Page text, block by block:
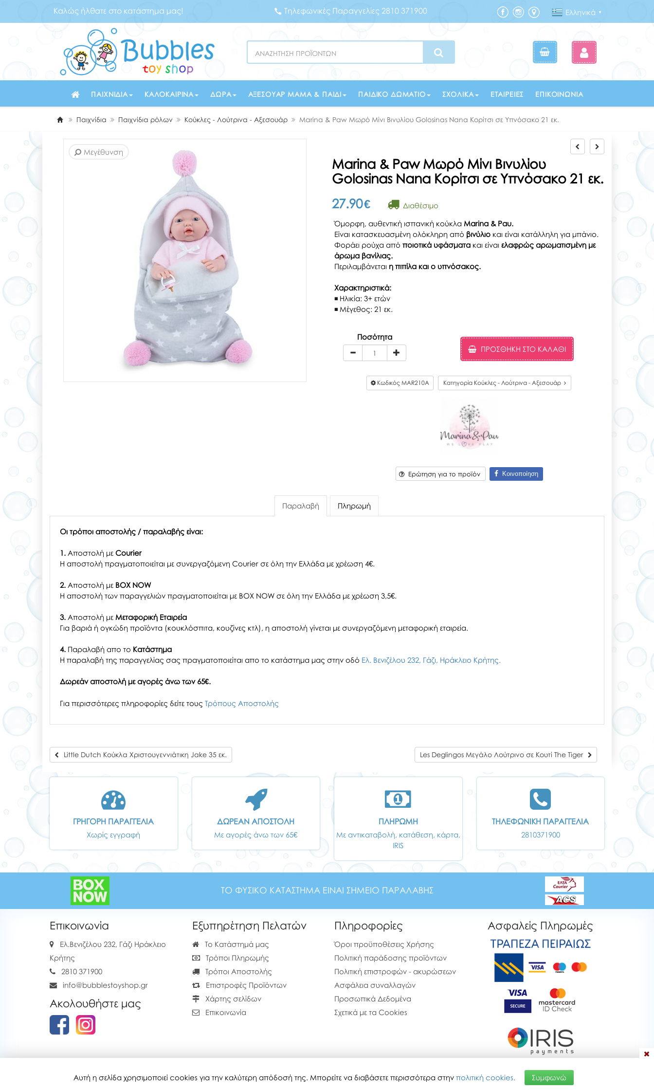
Καλώς ήλθατε στο κατάστημα μας! Τηλεφωνικές Παραγγελίες 2810 371900 Ελληνικά ▼
ΠΑΙΧΝΊΔΙΑ ΚΑΛΟΚΑΙΡΙΝΆ ΔΏΡΑ ΑΞΕΣΟΥΆΡ ΜΑΜΆ & ΠΑΙΔΊ ΠΑΙΔΙΚΌ ΔΩΜΆΤΙΟ ΣΧΟΛΙΚΆ ΕΤΑΙΡΕΊΕΣ ΕΠΙΚΟΙΝΩΝΊΑ
Παιχνίδια Παιχνίδια ρόλων Κούκλες - Λούτρινα - Αξεσουάρ Marina & Paw Μωρό Μίνι Βινυλίου Golosinas Nana Κορίτσι σε Υπνόσακο 21 εκ.
Μεγέθυνση
Marina & Paw Μωρό Μίνι Βινυλίου
Golosinas Nana Κορίτσι σε Υπνόσακο 21 εκ.
27.90€ Διαθέσιμο
Όμορφη, αυθεντική ισπανική κούκλα Marina & Pau.
Είναι κατασκευασμένη ολόκληρη από βινύλιο και είναι κατάλληλη για μπάνιο.
Φοράει ρούχα από ποιοτικά υφάσματα και είναι ελαφρώς αρωματισμένη με
άρωμα βανίλιας.
Περιλαμβάνεται η πιπίλα και ο υπνόσακος.
Χαρακτηριστικά:
Ηλικία: 3+ ετών
Μέγεθος: 21 εκ.
Ποσότητα
ΠΡΟΣΘΉΚΗ ΣΤΟ ΚΑΛΆΘΙ
Κωδικός MAR210A Κατηγορία Κούκλες - Λούτρινα - Αξεσουάρ
Ερώτηση για το προϊόν Κοινοποίηση
Παραλαβή Πληρωμή
Οι τρόποι αποστολής / παραλαβής είναι:
1. Αποστολή με Courier
Η αποστολή πραγματοποιείται με συνεργαζόμενη Courier σε όλη την Ελλάδα με χρέωση 4€.
2. Αποστολή με BOX NOW
Η αποστολή των παραγγελιών πραγματοποιείται με BOX NOW σε όλη την Ελλάδα με χρέωση 3,5€.
3. Αποστολή με Μεταφορική Εταιρεία
Για βαριά ή ογκώδη προϊόντα (κουκλόσπιτα, κουζίνες κτλ), η αποστολή γίνεται με συνεργαζόμενη μεταφορική εταιρεία.
4. Παραλαβή απο το Κατάστημα
H παραλαβή της παραγγελίας σας πραγματοποιείται απο το κατάστημα μας στην οδό Ελ. Βενιζέλου 232, Γάζι, Ηράκλειο Κρήτης.
Δωρεάν αποστολή με αγορές άνω των 65€.
Για περισσότερες πληροφορίες δείτε τους Τρόπους Αποστολής
Little Dutch Κούκλα Χριστουγεννιάτικη Jake 35 εκ. Les Deglingos Μεγάλο Λούτρινο σε Κουτί The Tiger
ΓΡΗΓΟΡΗ ΠΑΡΑΓΓΕΛΙΑ
Χωρίς εγγραφή
ΔΩΡΕΑΝ ΑΠΟΣΤΟΛΗ
Με αγορές άνω των 65€
ΠΛΗΡΩΜΗ
Με αντικαταβολή, κατάθεση, κάρτα,
IRIS
ΤΗΛΕΦΩΝΙΚΗ ΠΑΡΑΓΓΕΛΙΑ
2810371900
ΤΟ ΦΥΣΙΚΟ ΚΑΤΑΣΤΗΜΑ ΕΙΝΑΙ ΣΗΜΕΙΟ ΠΑΡΑΛΑΒΗΣ
Επικοινωνία
Ελ.Βενιζέλου 232, Γάζι Ηράκλειο
Κρήτης
2810 371900
info@bubblestoyshop.gr
Ακολουθήστε μας
Εξυπηρέτηση Πελατών
Το Κατάστημά μας
Τρόποι Πληρωμής
Τρόποι Αποστολής
Επιστροφές Προϊόντων
Χάρτης σελίδων
Επικοινωνία
Πληροφορίες
Όροι προϋποθέσεις Χρήσης
Πολιτική παράδοσης προϊόντων
Πολιτική επιστροφών - ακυρώσεων
Ασφάλεια συναλλαγών
Προσωπικά Δεδομένα
Σχετικά με τα Cookies
Ασφαλείς Πληρωμές
bubblestoyshop.gr © 2020-2026 Τελευταία ενημέρωση : 08-08-2026 11:55
Αυτή η σελίδα χρησιμοποιεί cookies για την καλύτερη απόδοσή της. Μπορείτε να διαβάσετε περισσότερα στην πολιτική cookies. Συμφωνώ